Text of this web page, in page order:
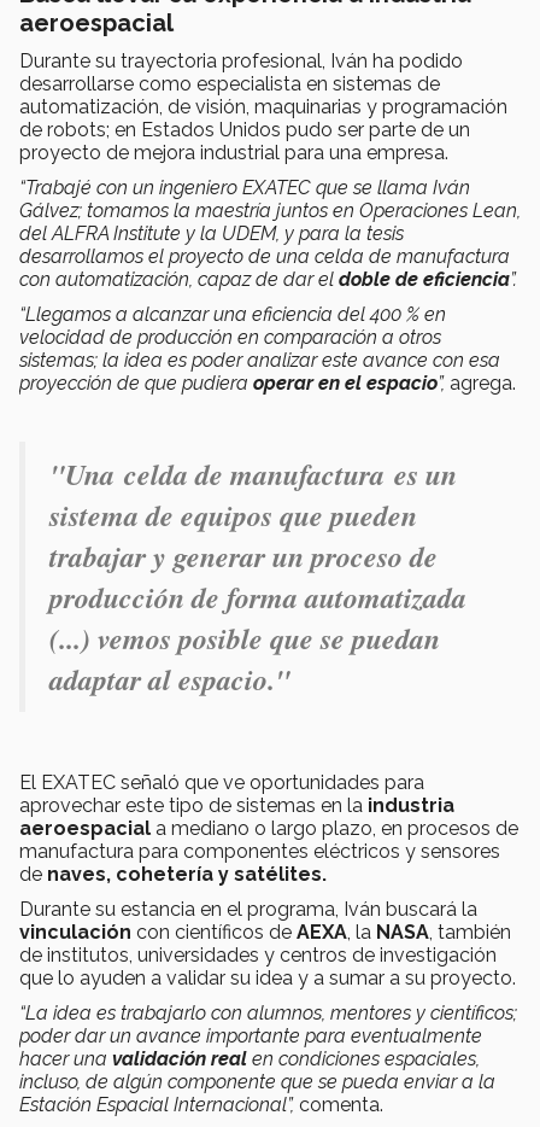
aeroespacial
Durante su trayectoria profesional, Iván ha podido
desarrollarse como especialista en sistemas de
automatización, de visión, maquinarias y programación
de robots; en Estados Unidos pudo ser parte de un
proyecto de mejora industrial para una empresa.
“Trabajé con un ingeniero EXATEC que se llama Iván
Gálvez; tomamos la maestría juntos en Operaciones Lean,
del ALFRA Institute y la UDEM, y para la tesis
desarrollamos el proyecto de una celda de manufactura
con automatización, capaz de dar el doble de eficiencia”.
“Llegamos a alcanzar una eficiencia del 400 % en
velocidad de producción en comparación a otros
sistemas; la idea es poder analizar este avance con esa
proyección de que pudiera operar en el espacio”, agrega.
"Una celda de manufactura es un
sistema de equipos que pueden
trabajar y generar un proceso de
producción de forma automatizada
(...) vemos posible que se puedan
adaptar al espacio."
El EXATEC señaló que ve oportunidades para
aprovechar este tipo de sistemas en la industria
aeroespacial a mediano o largo plazo, en procesos de
manufactura para componentes eléctricos y sensores
de naves, cohetería y satélites.
Durante su estancia en el programa, Iván buscará la
vinculación con científicos de AEXA, la NASA, también
de institutos, universidades y centros de investigación
que lo ayuden a validar su idea y a sumar a su proyecto.
“La idea es trabajarlo con alumnos, mentores y científicos;
poder dar un avance importante para eventualmente
hacer una validación real en condiciones espaciales,
incluso, de algún componente que se pueda enviar a la
Estación Espacial Internacional”, comenta.